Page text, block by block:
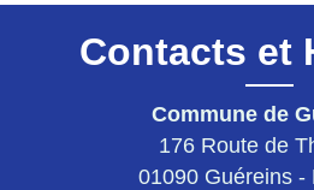
Contacts et
Commune de
176 Route de
01090 Guéreins -